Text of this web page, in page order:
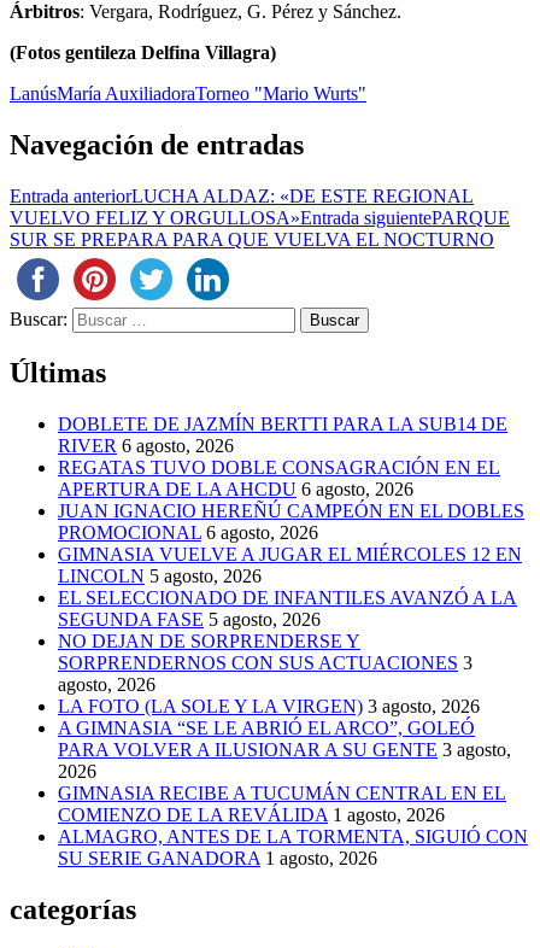
Árbitros: Vergara, Rodríguez, G. Pérez y Sánchez.
(Fotos gentileza Delfina Villagra)
LanúsMaría AuxiliadoraTorneo "Mario Wurts"
Navegación de entradas
Entrada anteriorLUCHA ALDAZ: «DE ESTE REGIONAL
VUELVO FELIZ Y ORGULLOSA»Entrada siguientePARQUE
SUR SE PREPARA PARA QUE VUELVA EL NOCTURNO
Buscar:
Últimas
DOBLETE DE JAZMÍN BERTTI PARA LA SUB14 DE
RIVER 6 agosto, 2026
REGATAS TUVO DOBLE CONSAGRACIÓN EN EL
APERTURA DE LA AHCDU 6 agosto, 2026
JUAN IGNACIO HEREÑÚ CAMPEÓN EN EL DOBLES
PROMOCIONAL 6 agosto, 2026
GIMNASIA VUELVE A JUGAR EL MIÉRCOLES 12 EN
LINCOLN 5 agosto, 2026
EL SELECCIONADO DE INFANTILES AVANZÓ A LA
SEGUNDA FASE 5 agosto, 2026
NO DEJAN DE SORPRENDERSE Y
SORPRENDERNOS CON SUS ACTUACIONES 3
agosto, 2026
LA FOTO (LA SOLE Y LA VIRGEN) 3 agosto, 2026
A GIMNASIA “SE LE ABRIÓ EL ARCO”, GOLEÓ
PARA VOLVER A ILUSIONAR A SU GENTE 3 agosto,
2026
GIMNASIA RECIBE A TUCUMÁN CENTRAL EN EL
COMIENZO DE LA REVÁLIDA 1 agosto, 2026
ALMAGRO, ANTES DE LA TORMENTA, SIGUIÓ CON
SU SERIE GANADORA 1 agosto, 2026
categorías